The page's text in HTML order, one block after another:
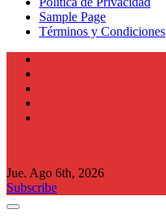
Sample Page
Términos y Condiciones
Jue. Ago 6th, 2026
Subscribe